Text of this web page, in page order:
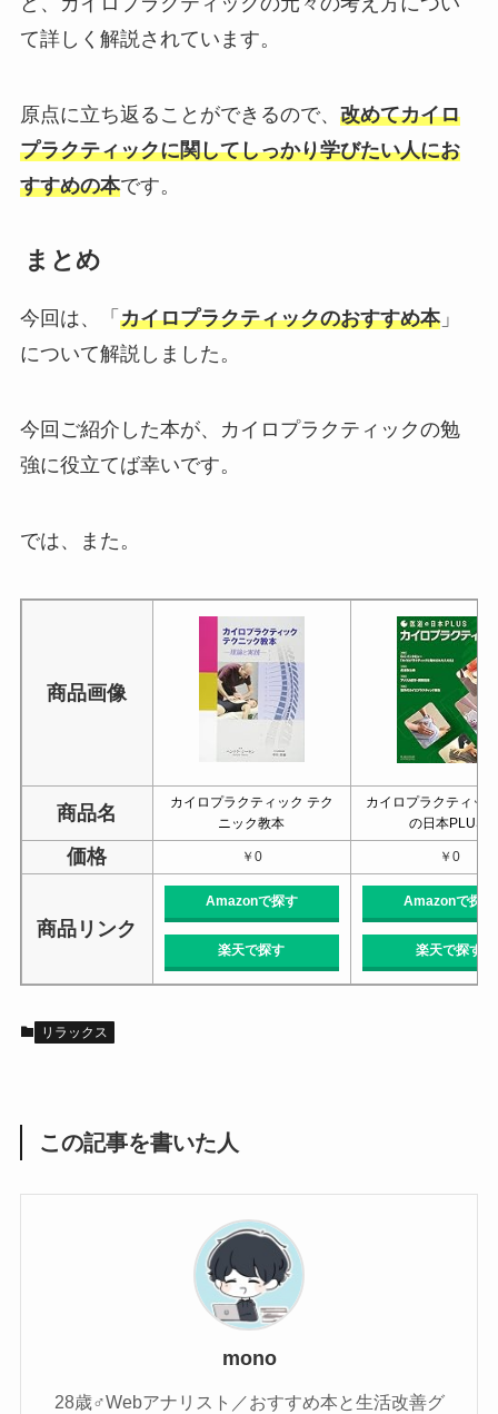
て詳しく解説されています。
原点に立ち返ることができるので、 改めてカイロ
プラクティックに関してしっかり学びたい人にお
すすめの本です。
まとめ
今回は、「 カイロプラクティックのおすすめ本」
について解説しました。
今回ご紹介した本が、カイロプラクティックの勉
強に役立てば幸いです。
では、また。
商品画像
商品名
カイロプラクティック テク
ニック教本
カイロプラクティッ
の日本PLUS)
価格 ￥0 ￥0
商品リンク
Amazonで探す
楽天で探す
Amazonで探す
楽天で探す
リラックス
この記事を書いた人
mono
28歳♂Webアナリスト／おすすめ本と生活改善グ